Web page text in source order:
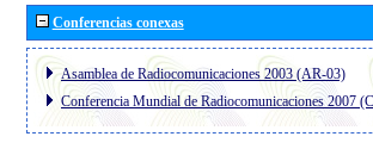
Conferencias conexas
Asamblea de Radiocomunicaciones 2003 (AR-03)
Conferencia Mundial de Radiocomunicaciones 2007